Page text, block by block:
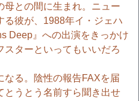
母との間に生まれ。ニュー
る彼が、1988年イ・ジェハ
Deep』への出演をきっかけ
スターといってもいいだろ
なる。陰性の報告FAXを届
とうとう名前すら聞き出せ